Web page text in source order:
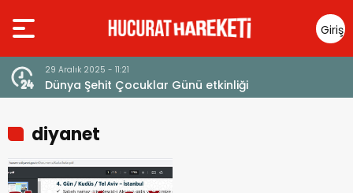
Giriş
Yap
29 Aralık 2025 - 11:21
Dünya Şehit Çocuklar Günü etkinliği
diyanet